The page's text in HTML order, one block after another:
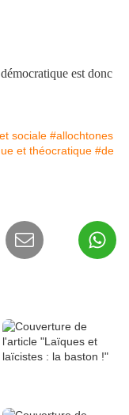
est donc
sociale #allochtones
et théocratique #de